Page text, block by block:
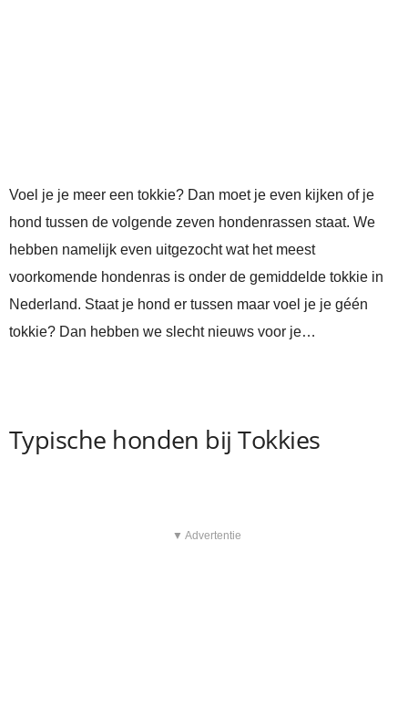
Voel je je meer een tokkie? Dan moet je even kijken of je
hond tussen de volgende zeven hondenrassen staat. We
hebben namelijk even uitgezocht wat het meest
voorkomende hondenras is onder de gemiddelde tokkie in
Nederland. Staat je hond er tussen maar voel je je géén
tokkie? Dan hebben we slecht nieuws voor je…
Typische honden bij Tokkies
▼ Advertentie